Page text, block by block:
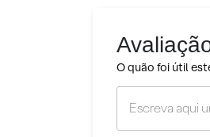
O quão foi útil